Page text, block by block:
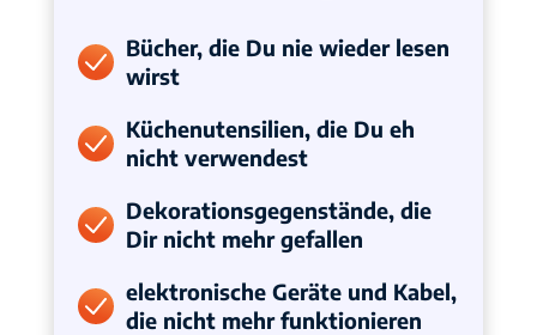
Bücher, die Du nie wieder lesen
wirst
Küchenutensilien, die Du eh
nicht verwendest
Dekorationsgegenstände, die
Dir nicht mehr gefallen
elektronische Geräte und Kabel,
die nicht mehr funktionieren